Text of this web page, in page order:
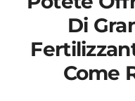
Di
Come